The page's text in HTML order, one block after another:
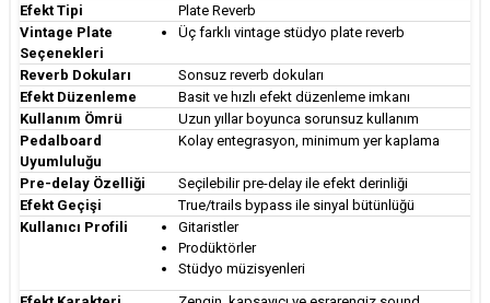
Efekt Tipi
Plate Reverb
Vintage Plate
Seçenekleri
Üç farklı vintage stüdyo plate reverb
Reverb Dokuları
Sonsuz reverb dokuları
Efekt Düzenleme
Basit ve hızlı efekt düzenleme imkanı
Kullanım Ömrü
Uzun yıllar boyunca sorunsuz kullanım
Pedalboard
Uyumluluğu
Kolay entegrasyon, minimum yer kaplama
Pre-delay Özelliği
Seçilebilir pre-delay ile efekt derinliği
Efekt Geçişi
True/trails bypass ile sinyal bütünlüğü
Kullanıcı Profili
Gitaristler
Prodüktörler
Stüdyo müzisyenleri